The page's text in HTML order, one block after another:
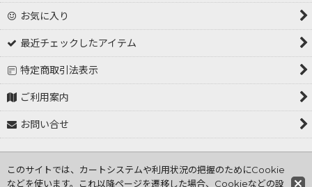
お気に入り
最近チェックしたアイテム
特定商取引法表示
ご利用案内
お問い合せ
Copyright (C) 2001～2026 tokorozawa hasiden .All Rights
Reserved
このサイトでは、カートシステムや利用状況の把握のためにCookie
などを使います。これ以降ページを遷移した場合、Cookieなどの設